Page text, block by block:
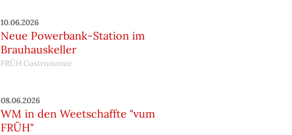
10.06.2026
Neue Powerbank-Station im
Brauhauskeller
FRÜH Gastronomie
08.06.2026
WM in den Weetschaffte "vum
FRÜH"